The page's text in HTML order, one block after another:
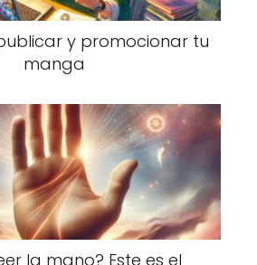
y promocionar tu
manga
la mano? Este es el